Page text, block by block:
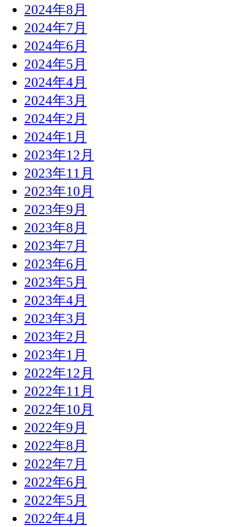
2024年8月
2024年7月
2024年6月
2024年5月
2024年4月
2024年3月
2024年2月
2024年1月
2023年12月
2023年11月
2023年10月
2023年9月
2023年8月
2023年7月
2023年6月
2023年5月
2023年4月
2023年3月
2023年2月
2023年1月
2022年12月
2022年11月
2022年10月
2022年9月
2022年8月
2022年7月
2022年6月
2022年5月
2022年4月